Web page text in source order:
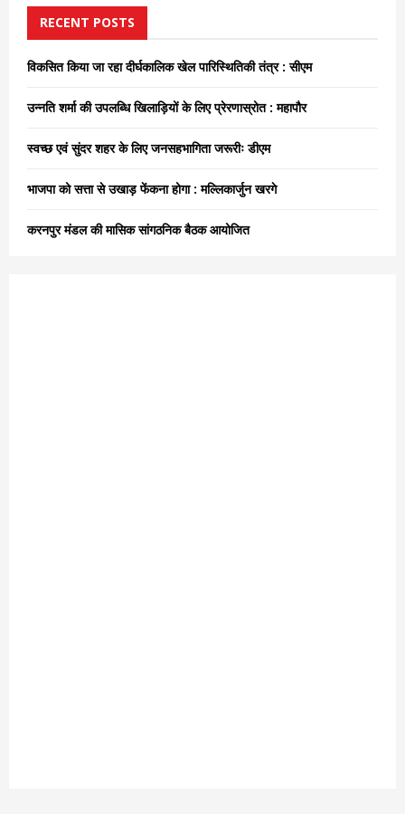
f
o
RECENT POSTS
विकसित किया जा रहा दीर्घकालिक खेल पारिस्थितिकी तंत्र : सीएम
उन्नति शर्मा की उपलब्धि खिलाड़ियों के लिए प्रेरणास्रोत : महापौर
स्वच्छ एवं सुंदर शहर के लिए जनसहभागिता जरूरीः डीएम
भाजपा को सत्ता से उखाड़ फेंकना होगा : मल्लिकार्जुन खरगे
करनपुर मंडल की मासिक सांगठनिक बैठक आयोजित